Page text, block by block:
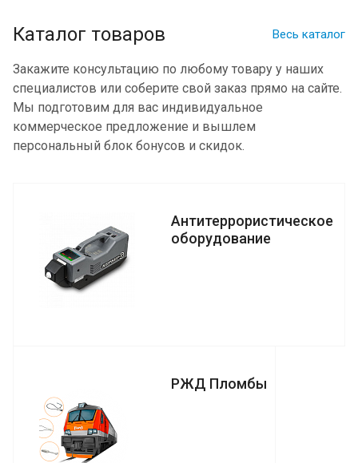
Весь каталог
Каталог товаров
Закажите консультацию по любому товару у наших
специалистов или соберите свой заказ прямо на сайте.
Мы подготовим для вас индивидуальное
коммерческое предложение и вышлем
персональный блок бонусов и скидок.
Антитеррористическое
оборудование
РЖД Пломбы